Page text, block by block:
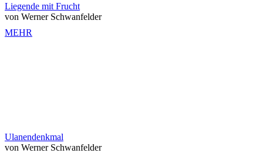
Liegende mit Frucht
von Werner Schwanfelder
MEHR
Ulanendenkmal
von Werner Schwanfelder